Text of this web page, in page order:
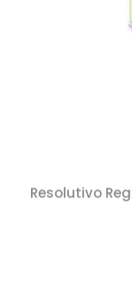
Resolutivo